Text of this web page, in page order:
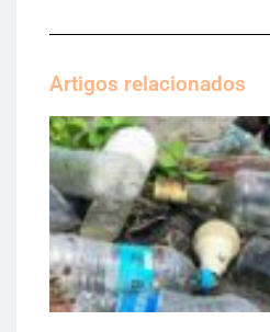
Artigos relacionados